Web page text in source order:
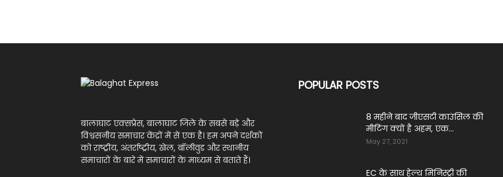
बालाघाट एक्सप्रेस, बालाघाट जिले के सबसे बड़े और
विश्वसनीय समाचार केंद्रों में से एक है। हम अपने दर्शकों
को राष्ट्रीय, अंतर्राष्ट्रीय, खेल, बॉलीवुड और स्थानीय
समाचारों के बारे में समाचारों के माध्यम से बताते हैं।
POPULAR POSTS
8 महीने बाद जीएसटी काउंसिल की
मीटिंग क्यों है अहम, एक...
May 27, 2021
EC के साथ हेल्थ मिनिस्ट्री की